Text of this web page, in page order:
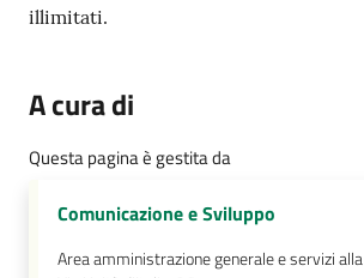
illimitati.
A cura di
Questa pagina è gestita da
Comunicazione e Sviluppo
Area amministrazione generale e servizi